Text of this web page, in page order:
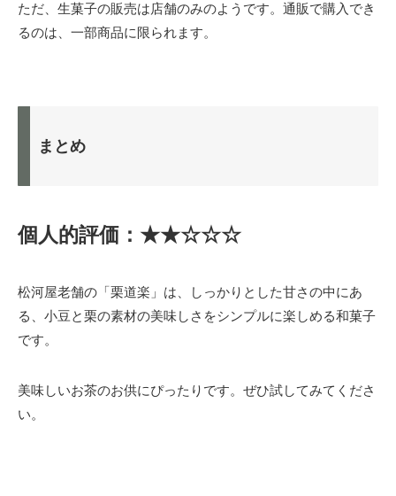
ただ、生菓子の販売は店舗のみのようです。通販で購入でき
るのは、一部商品に限られます。
まとめ
個人的評価：★★☆☆☆
松河屋老舗の「栗道楽」は、しっかりとした甘さの中にあ
る、小豆と栗の素材の美味しさをシンプルに楽しめる和菓子
です。
美味しいお茶のお供にぴったりです。ぜひ試してみてくださ
い。